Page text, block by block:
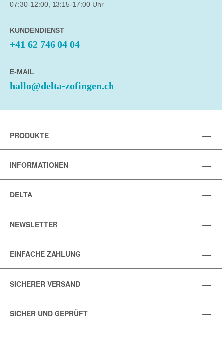
07:30-12:00, 13:15-17:00 Uhr
KUNDENDIENST
+41 62 746 04 04
E-MAIL
hallo@delta-zofingen.ch
PRODUKTE
INFORMATIONEN
DELTA
NEWSLETTER
EINFACHE ZAHLUNG
SICHERER VERSAND
SICHER UND GEPRÜFT